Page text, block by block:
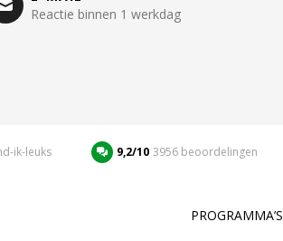
Reactie binnen 1 werkdag
ik-leuks 9,2/10 3956 beoordelingen
PROGRAMMA’S